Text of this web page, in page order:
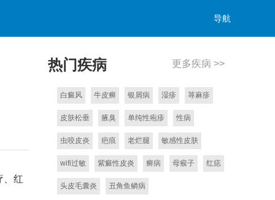
导航
、红
热门疾病 更多疾病 >>
白癜风 牛皮癣 银屑病 湿疹 荨麻疹
皮肤松垂 腋臭 单纯性疱疹 性病
虫咬皮炎 疤痕 老烂腿 敏感性皮肤
wifi过敏 紫癜性皮炎 癣病 母瘊子 红痣
头皮毛囊炎 丑角鱼鳞病